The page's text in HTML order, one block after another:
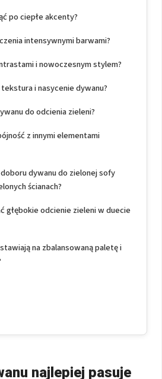
po ciepłe akcenty?
intensywnymi barwami?
i nowoczesnym stylem?
i nasycenie dywanu?
do odcienia zieleni?
z innymi elementami
dywanu do zielonej sofy
ścianach?
głębokie odcienie zieleni w duecie
na zbalansowaną paletę i
najlepiej pasuje